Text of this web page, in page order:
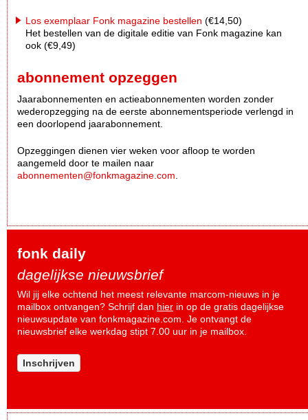
Los exemplaar Fonk magazine bestellen (€14,50)
Het bestellen van de digitale editie van Fonk magazine kan
ook (€9,49)
abonnement opzeggen
Jaarabonnementen en actieabonnementen worden zonder
wederopzegging na de eerste abonnementsperiode verlengd in
een doorlopend jaarabonnement.
Opzeggingen dienen vier weken voor afloop te worden
aangemeld door te mailen naar
abonnementen@fonkmagazine.com.
fonk daily
dagelijkse nieuwsbrief
Wil jij elke ochtend het meest relevante marcom-nieuws in je
mailbox ontvangen? Schrijf dan hier in op de gratis dagelijkse
nieuwsupdate van fonkmagazine.com. Je ontvangt de
nieuwsbrief elke werkdag stipt 7.00 uur in je mailbox.
Inschrijven